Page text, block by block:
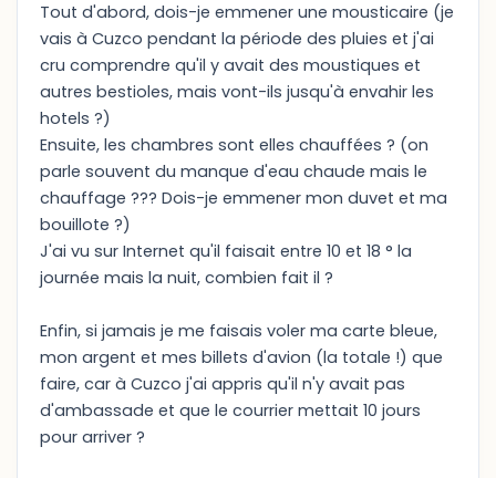
Tout d'abord, dois-je emmener une mousticaire (je
vais à Cuzco pendant la période des pluies et j'ai
cru comprendre qu'il y avait des moustiques et
autres bestioles, mais vont-ils jusqu'à envahir les
hotels ?)
Ensuite, les chambres sont elles chauffées ? (on
parle souvent du manque d'eau chaude mais le
chauffage ??? Dois-je emmener mon duvet et ma
bouillote ?)
J'ai vu sur Internet qu'il faisait entre 10 et 18 ° la
journée mais la nuit, combien fait il ?
Enfin, si jamais je me faisais voler ma carte bleue,
mon argent et mes billets d'avion (la totale !) que
faire, car à Cuzco j'ai appris qu'il n'y avait pas
d'ambassade et que le courrier mettait 10 jours
pour arriver ?